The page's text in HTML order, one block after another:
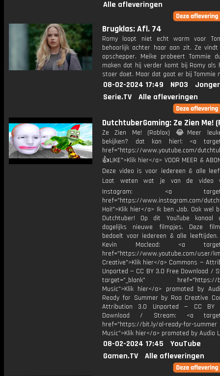
Alle afleveringen
Brugklas: Afl. 74
Romy loopt niet echt warm voor
behoorlijk achter haar aan zit. Ze
opschepper. Meike probeert Tommie
maken dat hij verder komt bij Romy als
stoer doet. Maar dat gaat er bij Tommie
08-02-2024 17:49 NPO3
Serie.TV
Alle afleveringen
DutchtuberGaming: Ze Zien Me!
Ze Zien Me! (Roblox) 😂Meer
bekijken? dat kan hier!: <a
href="https://www.youtube.com/
👍LIKE">Klik hier</a> VOOR MEER &
Deze video is voor iedereen & alle
Laat weten wat je van de video
Instagram: <a
href="https://www.instagram.com/
Hoi!">Klik hier</a> Ik ben Job. Ook wel
Dutchtuber! Op dit YouTube kanaal
dagelijks nieuwe filmpjes. Deze
bedoelt voor iedereen & alle
Kevin Macleod: <a
href="https://www.youtube.com/user/
Creative">Klik hier</a> Commons —
Unported — CC BY 3.0 Free Download /
target="_blank" href="https://
Music">Klik hier</a> promoted by
Ready for Summer by Roa Creative
Attribution 3.0 Unported — CC BY
Download / Stream: <a
href="https://bit.ly/al-ready-for-summer
Music">Klik hier</a> promoted by Audio
08-02-2024 17:45
YouTube
Gamen.TV
Alle afleveringen